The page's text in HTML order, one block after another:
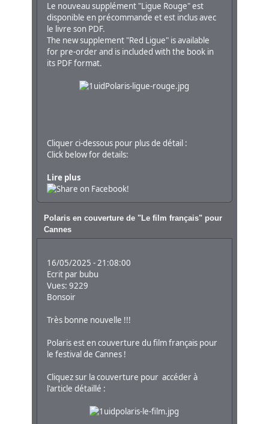
Le nouveau supplément "Ligue Rouge" est
disponible en précommande et est inclus avec
le livre son PDF.
The new supplement "Red Ligue" is available
for pre-order and is included with the book in
its PDF format.
Cliquer ci-dessous pour plus de détail :
Click below for details:
Lire plus
Polaris en couverture de "Le film français" pour
Cannes
16/05/2025 - 21:08:00
Ecrit par bubu
Vues: 9229
Bonsoir
Très bonne nouvelle !!!
Polaris est en couverture du film français pour
le festival de Cannes !
Cliquez sur la couverture pour accéder à
l'article détaillé :